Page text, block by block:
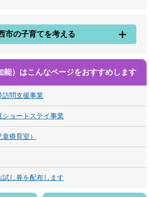
市の子育てを考える
能）はこんなページをおすすめします
訪問支援事業
ショートステイ事業
療育室）
試し券を配布します